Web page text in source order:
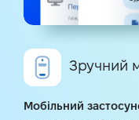
Зручний
Мобільний